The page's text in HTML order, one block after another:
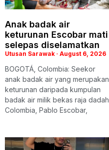
Anak badak air
keturunan Escobar mati
selepas diselamatkan
Utusan Sarawak August 6, 2026
BOGOTÁ, Colombia: Seekor
anak badak air yang merupakan
keturunan daripada kumpulan
badak air milik bekas raja dadah
Colombia, Pablo Escobar,